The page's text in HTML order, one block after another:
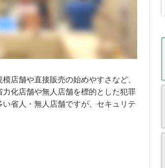
店舗や直接販売の始めやすさなど、
化店舗や無人店舗を標的とした犯罪
省人・無人店舗ですが、セキュリテ